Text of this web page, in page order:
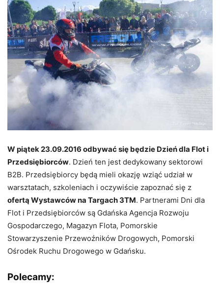
W piątek 23.09.2016 odbywać się będzie Dzień dla Flot i
Przedsiębiorców. Dzień ten jest dedykowany sektorowi
B2B. Przedsiębiorcy będą mieli okazję wziąć udział w
warsztatach, szkoleniach i oczywiście zapoznać się z
ofertą Wystawców na Targach 3TM. Partnerami Dni dla
Flot i Przedsiębiorców są Gdańska Agencja Rozwoju
Gospodarczego, Magazyn Flota, Pomorskie
Stowarzyszenie Przewoźników Drogowych, Pomorski
Ośrodek Ruchu Drogowego w Gdańsku.
Polecamy: